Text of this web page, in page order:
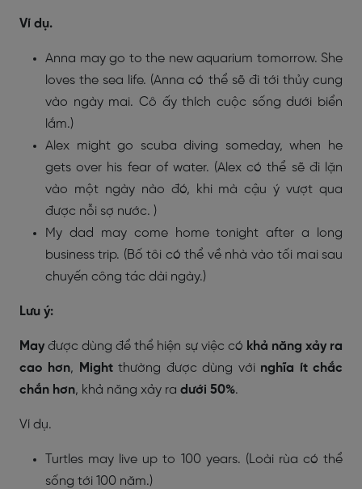
Ví dụ.
Anna may go to the new aquarium tomorrow. She
loves the sea life. (Anna có thể sẽ đi tới thủy cung
vào ngày mai. Cô ấy thích cuộc sống dưới biển
lắm.)
Alex might go scuba diving someday, when he
gets over his fear of water. (Alex có thể sẽ đi lặn
vào một ngày nào đó, khi mà cậu ý vượt qua
được nỗi sợ nước. )
My dad may come home tonight after a long
business trip. (Bố tôi có thể về nhà vào tối mai sau
chuyến công tác dài ngày.)
Lưu ý:
Mayđược dùng để thể hiện sự việc có khả năng xảy ra
cao hơn, Mightthường được dùng với nghĩa ít chắc
chắn hơn, khả năng xảy ra dưới 50%.
Ví dụ.
Turtles may live up to 100 years. (Loài rùa có thể
sống tới 100 năm.)